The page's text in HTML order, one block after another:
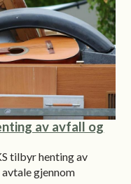
av avfall og
tilbyr henting av
gjennom